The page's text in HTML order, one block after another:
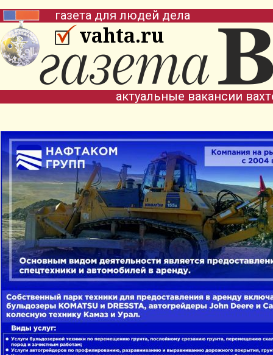
vahta.ru
газета для людей дела
актуальные вакансии